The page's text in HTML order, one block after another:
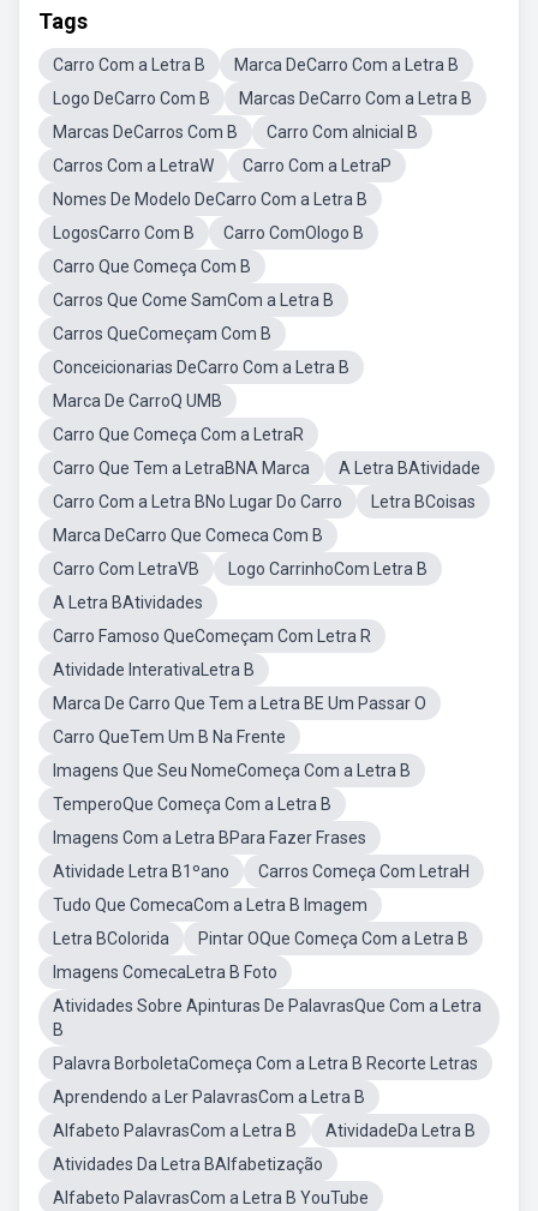
Tags
Carro Com a Letra B
Marca DeCarro Com a Letra B
Logo DeCarro Com B
Marcas DeCarro Com a Letra B
Marcas DeCarros Com B
Carro Com aInicial B
Carros Com a LetraW
Carro Com a LetraP
Nomes De Modelo DeCarro Com a Letra B
LogosCarro Com B
Carro ComOlogo B
Carro Que Começa Com B
Carros Que Come SamCom a Letra B
Carros QueComeçam Com B
Conceicionarias DeCarro Com a Letra B
Marca De CarroQ UMB
Carro Que Começa Com a LetraR
Carro Que Tem a LetraBNA Marca
A Letra BAtividade
Carro Com a Letra BNo Lugar Do Carro
Letra BCoisas
Marca DeCarro Que Comeca Com B
Carro Com LetraVB
Logo CarrinhoCom Letra B
A Letra BAtividades
Carro Famoso QueComeçam Com Letra R
Atividade InterativaLetra B
Marca De Carro Que Tem a Letra BE Um Passar O
Carro QueTem Um B Na Frente
Imagens Que Seu NomeComeça Com a Letra B
TemperoQue Começa Com a Letra B
Imagens Com a Letra BPara Fazer Frases
Atividade Letra B1ºano
Carros Começa Com LetraH
Tudo Que ComecaCom a Letra B Imagem
Letra BColorida
Pintar OQue Começa Com a Letra B
Imagens ComecaLetra B Foto
Atividades Sobre Apinturas De PalavrasQue Com a Letra
B
Palavra BorboletaComeça Com a Letra B Recorte Letras
Aprendendo a Ler PalavrasCom a Letra B
Alfabeto PalavrasCom a Letra B
AtividadeDa Letra B
Atividades Da Letra BAlfabetização
Alfabeto PalavrasCom a Letra B YouTube